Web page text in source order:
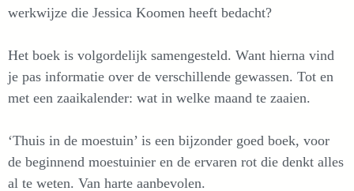
werkwijze die Jessica Koomen heeft bedacht?
Het boek is volgordelijk samengesteld. Want hierna vind
je pas informatie over de verschillende gewassen. Tot en
met een zaaikalender: wat in welke maand te zaaien.
‘Thuis in de moestuin’ is een bijzonder goed boek, voor
de beginnend moestuinier en de ervaren rot die denkt alles
al te weten. Van harte aanbevolen.